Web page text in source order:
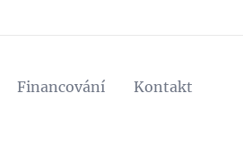
Financování Kontakt